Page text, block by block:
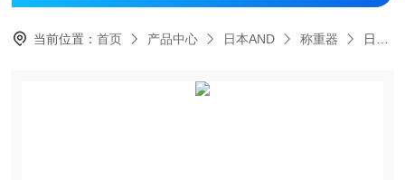
当前位置：首页 产品中心 日本AND 称重器 日本AND艾安得 称重器 SJ 系列认证秤